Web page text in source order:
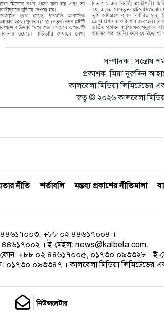
সম্পাদক : সন্তোষ
প্রকাশক: মিয়া নুরুদ্দিন
কালবেলা মিডিয়া লিমিটেডের
স্বত্ব © ২০২৬ কালবেলা
নীতি শর্তাবলি মন্তব্য প্রকাশের নীতিমালা
+৮৮ ০২ ৪৪৬১৭০০৪ ।
৪৪৬১৭০০২ । ই-মেইল:news@kalbela.com.
ফোন: +৮৮ ০২ ৪৪৬১৭০০৫, ০১৭৩০ ০৯৩৩২৮ । ই-
০১৭৩০ ০৯৩৩৪৭ । কালবেলা মিডিয়া লিমিটেডের
নিউজলেটার